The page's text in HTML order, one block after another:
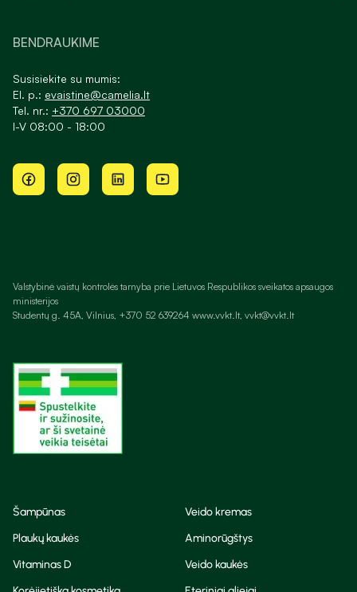
BENDRAUKIME
Susisiekite su mumis:
El. p.: evaistine@camelia.lt
Tel. nr.: +370 697 03000
I-V 08:00 - 18:00
Valstybinė vaistų kontrolės tarnyba prie Lietuvos Respublikos sveikatos apsaugos
ministerijos
Studentų g. 45A, Vilnius, +370 52 639264 www.vvkt.lt, vvkt@vvkt.lt
Šampūnas
Veido kremas
Plaukų kaukės
Aminorūgštys
Vitaminas D
Veido kaukės